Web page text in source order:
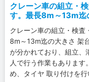
クレーン車の組立・
す。最長8m～13m迄
クレーン車の組立・検査
8m～13m迄の大きさ 架
が分かれており、組立、
人で行う作業もありま
め、タイヤ 取り付けを行